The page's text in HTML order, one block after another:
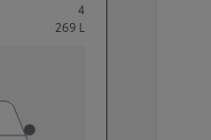
4
269 L